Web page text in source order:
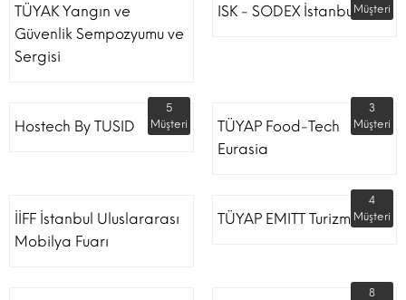
TÜYAK Yangın ve
Güvenlik Sempozyumu ve
Sergisi
ISK - SODEX İstanbulMüşteri
Hostech By TUSID
5
Müşteri
TÜYAP Food-Tech
Eurasia
3
Müşteri
İİFF İstanbul Uluslararası
Mobilya Fuarı
TÜYAP EMITT Turizm Fuarı
4
Müşteri
8